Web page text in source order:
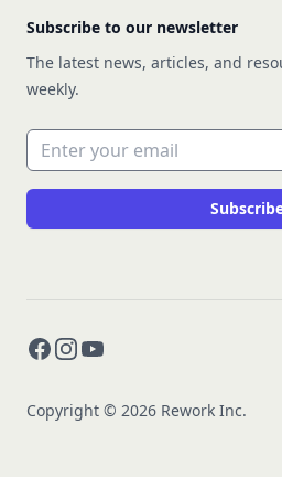
Subscribe to our newsletter
The latest news, articles, and
weekly.
Email address
Facebook
Instagram
YouTube
Copyright © 2026 Rework Inc.